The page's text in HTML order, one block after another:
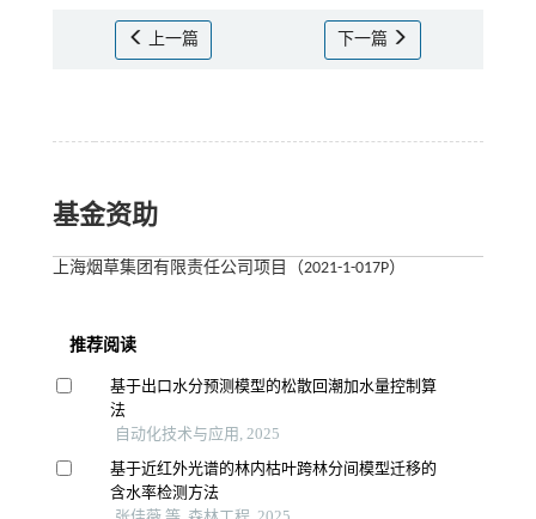
上一篇 下一篇
基金资助
上海烟草集团有限责任公司项目（2021-1-017P）